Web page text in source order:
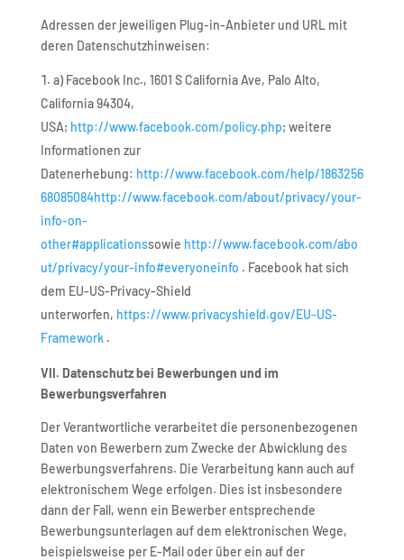
Adressen der jeweiligen Plug-in-Anbieter und URL mit
deren Datenschutzhinweisen:
a) Facebook Inc., 1601 S California Ave, Palo Alto,
California 94304,
USA; http://www.facebook.com/policy.php; weitere
Informationen zur
Datenerhebung: http://www.facebook.com/help/1863256
68085084http://www.facebook.com/about/privacy/your-
info-on-
other#applicationssowie http://www.facebook.com/abo
ut/privacy/your-info#everyoneinfo . Facebook hat sich
dem EU-US-Privacy-Shield
unterworfen, https://www.privacyshield.gov/EU-US-
Framework.
VII. Datenschutz bei Bewerbungen und im
Bewerbungsverfahren
Der Verantwortliche verarbeitet die personenbezogenen
Daten von Bewerbern zum Zwecke der Abwicklung des
Bewerbungsverfahrens. Die Verarbeitung kann auch auf
elektronischem Wege erfolgen. Dies ist insbesondere
dann der Fall, wenn ein Bewerber entsprechende
Bewerbungsunterlagen auf dem elektronischen Wege,
beispielsweise per E-Mail oder über ein auf der